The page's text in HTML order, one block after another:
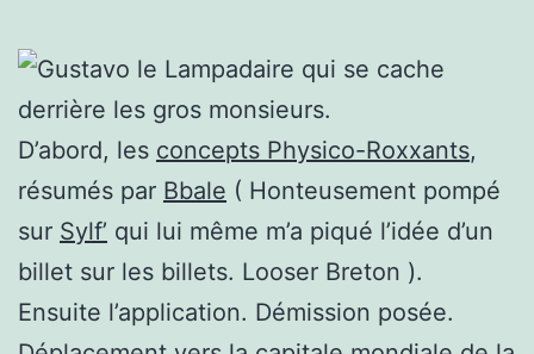
D’abord, les concepts Physico-Roxxants,
résumés par Bbale ( Honteusement pompé
sur Sylf’ qui lui même m’a piqué l’idée d’un
billet sur les billets. Looser Breton ).
Ensuite l’application. Démission posée.